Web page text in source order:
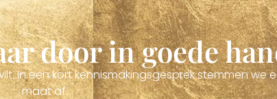
door in goede
In een kort kennismakingsgesprek stemmen we
maat af.